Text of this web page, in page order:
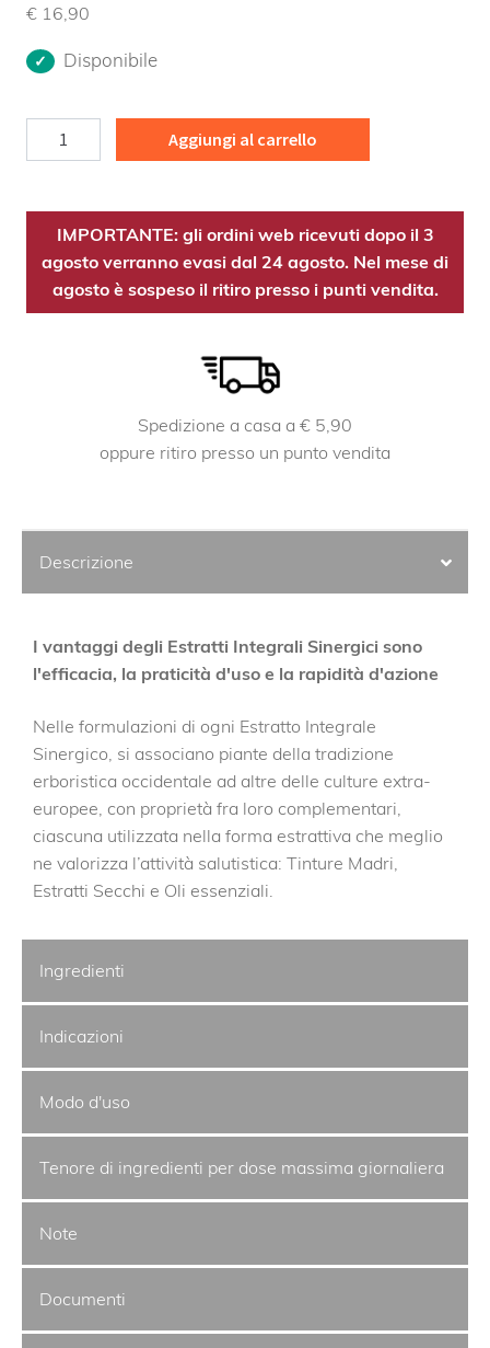
€ 16,90
Disponibile
Menopausa
quantità
Aggiungi al carrello
IMPORTANTE: gli ordini web ricevuti dopo il 3
agosto verranno evasi dal 24 agosto. Nel mese di
agosto è sospeso il ritiro presso i punti vendita.
Spedizione a casa a € 5,90
oppure ritiro presso un punto vendita
Descrizione
I vantaggi degli Estratti Integrali Sinergici sono
l'efficacia, la praticità d'uso e la rapidità d'azione
Nelle formulazioni di ogni Estratto Integrale
Sinergico, si associano piante della tradizione
erboristica occidentale ad altre delle culture extra-
europee, con proprietà fra loro complementari,
ciascuna utilizzata nella forma estrattiva che meglio
ne valorizza l’attività salutistica: Tinture Madri,
Estratti Secchi e Oli essenziali.
Ingredienti
Indicazioni
Modo d'uso
Tenore di ingredienti per dose massima giornaliera
Note
Documenti